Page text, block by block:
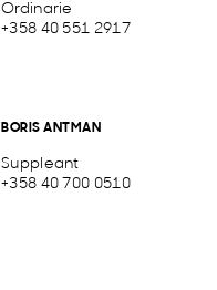
Ordinarie
+358 40 551 2917
BORIS ANTMAN
Suppleant
+358 40 700 0510